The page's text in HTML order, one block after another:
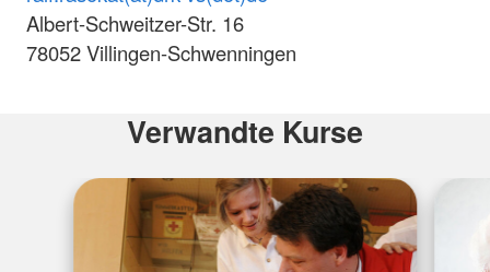
Albert-Schweitzer-Str. 16
78052 Villingen-Schwenningen
Verwandte Kurse